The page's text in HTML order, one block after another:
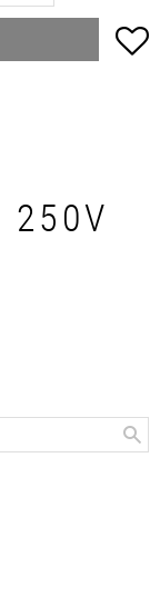
250V